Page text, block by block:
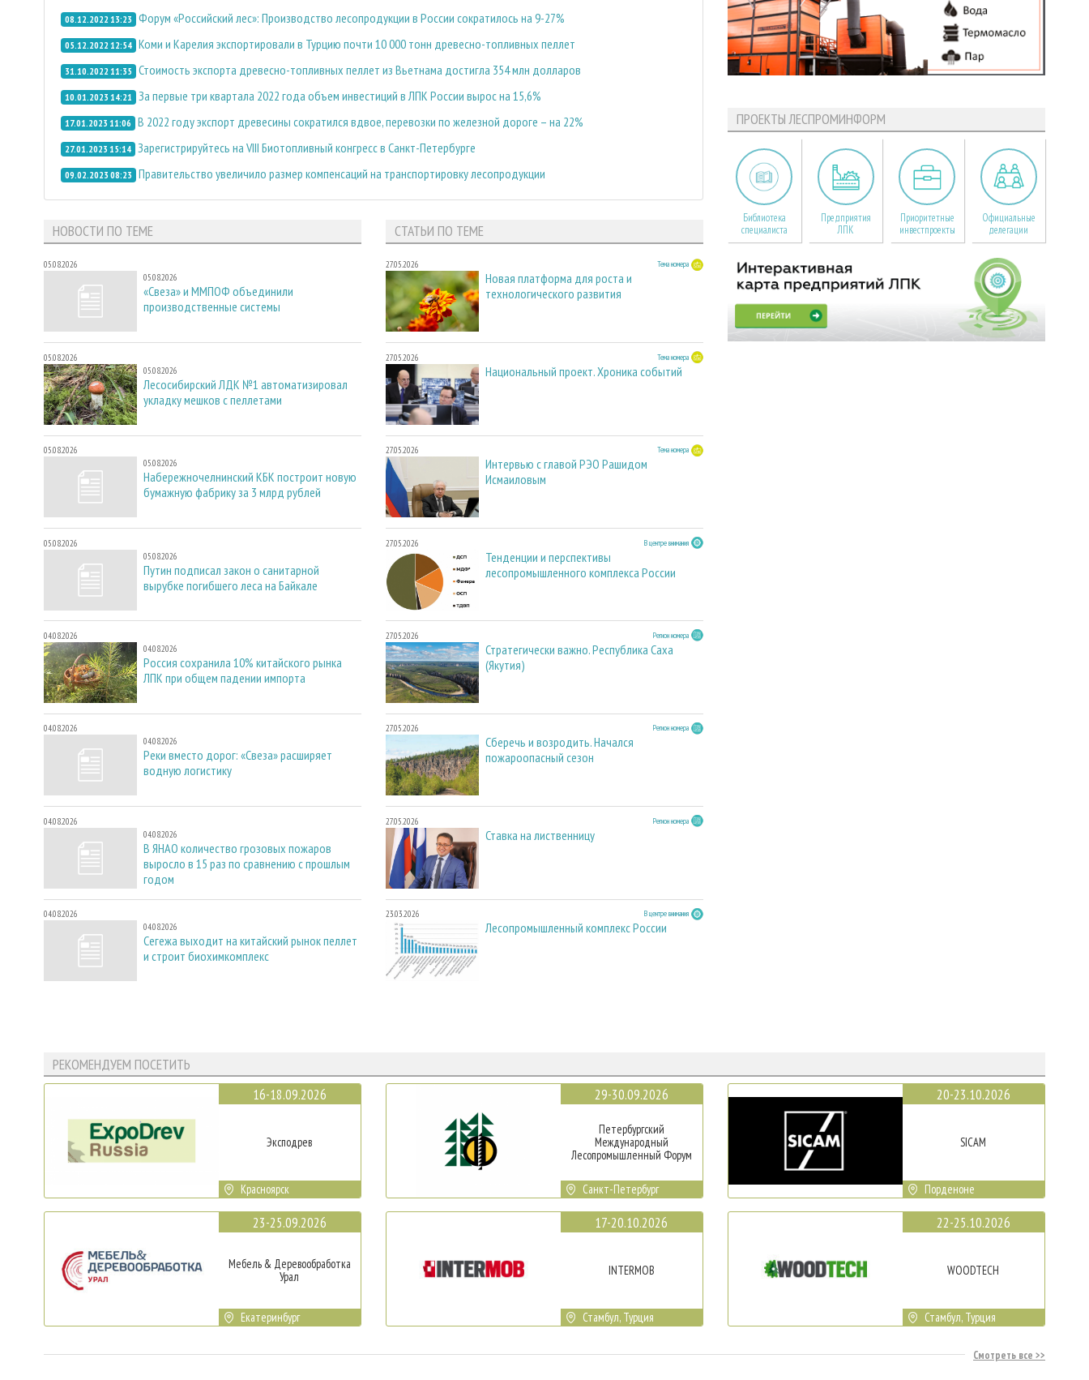
08.12.2022 13:23 Форум «Российский лес»: Производство лесопродукции в России сократилось на 9-27%
05.12.2022 12:54 Коми и Карелия экспортировали в Турцию почти 10 000 тонн древесно-топливных пеллет
31.10.2022 11:35 Стоимость экспорта древесно-топливных пеллет из Вьетнама достигла 354 млн долларов
10.01.2023 14:21 За первые три квартала 2022 года объем инвестиций в ЛПК России вырос на 15,6%
17.01.2023 11:06 В 2022 году экспорт древесины сократился вдвое, перевозки по железной дороге – на 22%
27.01.2023 15:14 Зарегистрируйтесь на VIII Биотопливный конгресс в Санкт-Петербурге
09.02.2023 08:23 Правительство увеличило размер компенсаций на транспортировку лесопродукции
НОВОСТИ ПО ТЕМЕ
05.08.2026
05.08.2026
«Свеза» и ММПОФ объединили
производственные системы
05.08.2026
05.08.2026
Лесосибирский ЛДК №1 автоматизировал
укладку мешков с пеллетами
05.08.2026
05.08.2026
Набережночелнинский КБК построит новую
бумажную фабрику за 3 млрд рублей
05.08.2026
05.08.2026
Путин подписал закон о санитарной
вырубке погибшего леса на Байкале
04.08.2026
04.08.2026
Россия сохранила 10% китайского рынка
ЛПК при общем падении импорта
04.08.2026
04.08.2026
Реки вместо дорог: «Свеза» расширяет
водную логистику
04.08.2026
04.08.2026
В ЯНАО количество грозовых пожаров
выросло в 15 раз по сравнению с прошлым
годом
04.08.2026
04.08.2026
Сегежа выходит на китайский рынок пеллет
и строит биохимкомплекс
СТАТЬИ ПО ТЕМЕ
27.05.2026 Тема номера
Новая платформа для роста и
технологического развития
27.05.2026 Тема номера
Национальный проект. Хроника событий
27.05.2026 Тема номера
Интервью с главой РЭО Рашидом
Исмаиловым
27.05.2026 В центре внимания
Тенденции и перспективы
лесопромышленного комплекса России
27.05.2026 Регион номера
Стратегически важно. Республика Саха
(Якутия)
27.05.2026 Регион номера
Сберечь и возродить. Начался
пожароопасный сезон
27.05.2026 Регион номера
Ставка на лиственницу
23.03.2026 В центре внимания
Лесопромышленный комплекс России
ПРОЕКТЫ ЛЕСПРОМИНФОРМ
Библиотека
специалиста
Предприятия
ЛПК
Приоритетные
инвестпроекты
Официальные
делегации
РЕКОМЕНДУЕМ ПОСЕТИТЬ
16-18.09.2026
Эксподрев
Красноярск
23-25.09.2026
Мебель & Деревообработка
Урал
Екатеринбург
29-30.09.2026
Петербургский
Международный
Лесопромышленный Форум
Санкт-Петербург
17-20.10.2026
INTERMOB
Стамбул, Турция
20-23.10.2026
SICAM
Порденоне
22-25.10.2026
WOODTECH
Стамбул, Турция
Смотреть все